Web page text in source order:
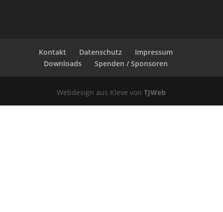
Kontakt Datenschutz
Impressum
Downloads
Spenden / Sponsoren
Webdesign aus Kleve vonTJWeb